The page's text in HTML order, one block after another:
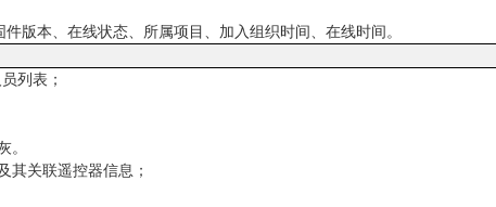
版本、在线状态、所属项目、加入组织时间、在线时间。
列表；
。
其关联遥控器信息；